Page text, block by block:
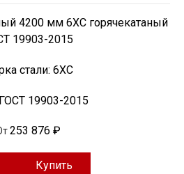
4200 мм 6ХС горячекатаный
19903-2015
стали: 6ХС
ГОСТ 19903-2015
253 876 ₽
Купить